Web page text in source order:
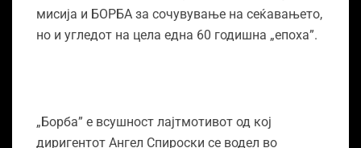
мисија и БОРБА за сочувување на сеќавањето,
но и угледот на цела една 60 годишна „епоха”.
„Борба” е всушност лајтмотивот од кој
диригентот Ангел Спироски се водел во